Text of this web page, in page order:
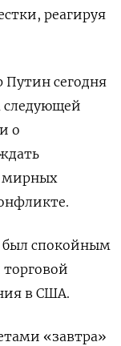
реагируя
сегодня
следующей
о
мирных
спокойным
в США.
«завтра»